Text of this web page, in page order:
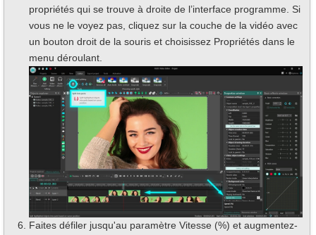
propriétés qui se trouve à droite de l’interface programme. Si
vous ne le voyez pas, cliquez sur la couche de la vidéo avec
un bouton droit de la souris et choisissez Propriétés dans le
menu déroulant.
Faites défiler jusqu'au paramètre Vitesse (%) et augmentez-